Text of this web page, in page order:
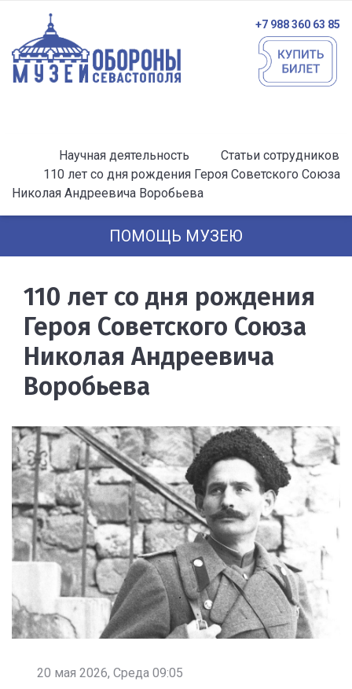
+7 988 360 63 85
Научная деятельность
Статьи сотрудников
110 лет со дня рождения Героя Советского Союза
Николая Андреевича Воробьева
ПОМОЩЬ МУЗЕЮ
110 лет со дня рождения
Героя Советского Союза
Николая Андреевича
Воробьева
20 мая 2026, Среда 09:05